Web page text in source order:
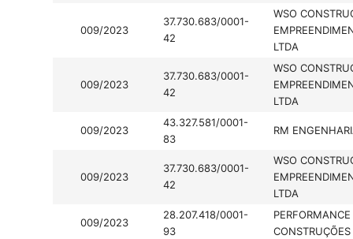
009/2023
37.730.683/0001-
42
WSO
LTDA
009/2023
37.730.683/0001-
42
WSO
LTDA
009/2023
43.327.581/0001-
83
RM
009/2023
37.730.683/0001-
42
WSO
LTDA
009/2023
28.207.418/0001-
93
PERFORMANCE